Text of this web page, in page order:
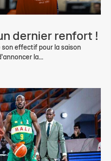
dernier renfort !
son effectif pour la saison
la...